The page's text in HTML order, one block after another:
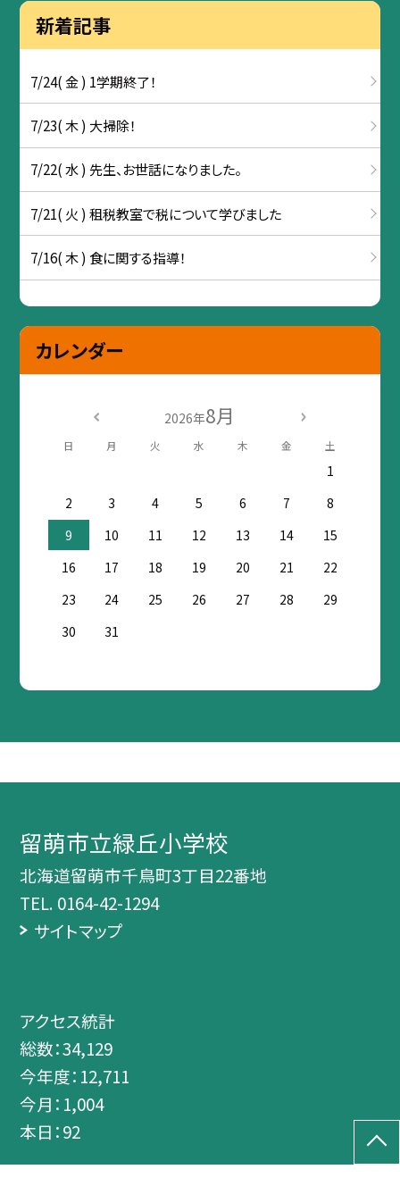
新着記事
7/24( 金 ) 1学期終了！
7/23( 木 ) 大掃除！
7/22( 水 ) 先生、お世話になりました。
7/21( 火 ) 租税教室で税について学びました
7/16( 木 ) 食に関する指導！
カレンダー
2026年8月
日 月 火 水 木 金 土
1
2
3 4 5 6 7
8
9
10 11 12 13 14
15
16
17 18 19 20 21
22
23
24 25 26 27 28
29
30
31
留萌市立緑丘小学校
北海道留萌市千鳥町3丁目22番地
TEL. 0164-42-1294
サイトマップ
アクセス統計
総数：34,129
今年度： 12,711
今月： 1,004
本日：92